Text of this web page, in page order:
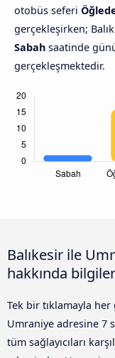
otobüs seferi
gerçekleşirken;
Sabah saatinde
gerçekleşmektedir.
Balıkesir ile
hakkında bilgiler
Tek bir tıklamayla
Umraniye adresine 7
tüm sağlayıcıları